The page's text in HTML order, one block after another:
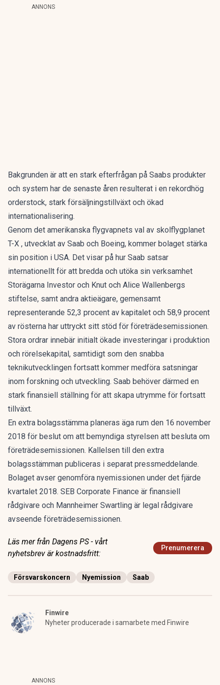
ANNONS
Bakgrunden är att en stark efterfrågan på Saabs produkter
och system har de senaste åren resulterat i en rekordhög
orderstock, stark försäljningstillväxt och ökad
internationalisering.
Genom det amerikanska flygvapnets val av skolflygplanet
T-X , utvecklat av Saab och Boeing, kommer bolaget stärka
sin position i USA. Det visar på hur Saab satsar
internationellt för att bredda och utöka sin verksamhet
Storägarna Investor och Knut och Alice Wallenbergs
stiftelse, samt andra aktieägare, gemensamt
representerande 52,3 procent av kapitalet och 58,9 procent
av rösterna har uttryckt sitt stöd för företrädesemissionen.
Stora ordrar innebär initialt ökade investeringar i produktion
och rörelsekapital, samtidigt som den snabba
teknikutvecklingen fortsatt kommer medföra satsningar
inom forskning och utveckling. Saab behöver därmed en
stark finansiell ställning för att skapa utrymme för fortsatt
tillväxt.
En extra bolagsstämma planeras äga rum den 16 november
2018 för beslut om att bemyndiga styrelsen att besluta om
företrädesemissionen. Kallelsen till den extra
bolagsstämman publiceras i separat pressmeddelande.
Bolaget avser genomföra nyemissionen under det fjärde
kvartalet 2018. SEB Corporate Finance är finansiell
rådgivare och Mannheimer Swartling är legal rådgivare
avseende företrädesemissionen.
Läs mer från Dagens PS - vårt
nyhetsbrev är kostnadsfritt:
Prenumerera
Försvarskoncern Nyemission Saab
Finwire
Nyheter producerade i samarbete med Finwire
ANNONS